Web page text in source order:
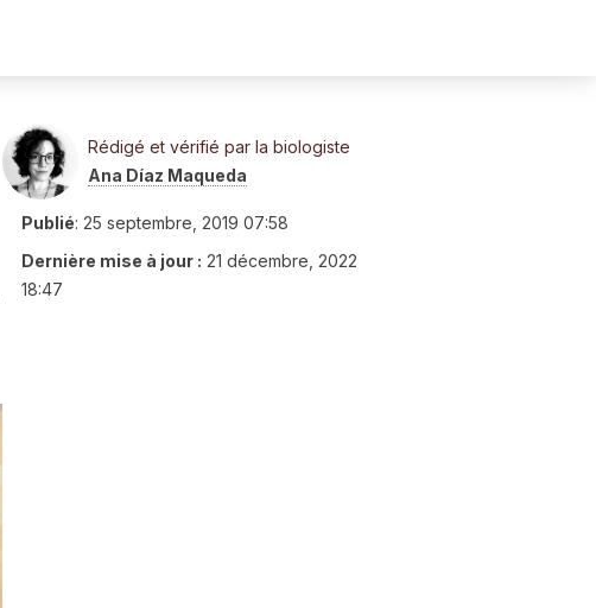
Rédigé et vérifié par la biologiste
Ana Díaz Maqueda
Publié: 25 septembre, 2019 07:58
Dernière mise à jour : 21 décembre, 2022
18:47